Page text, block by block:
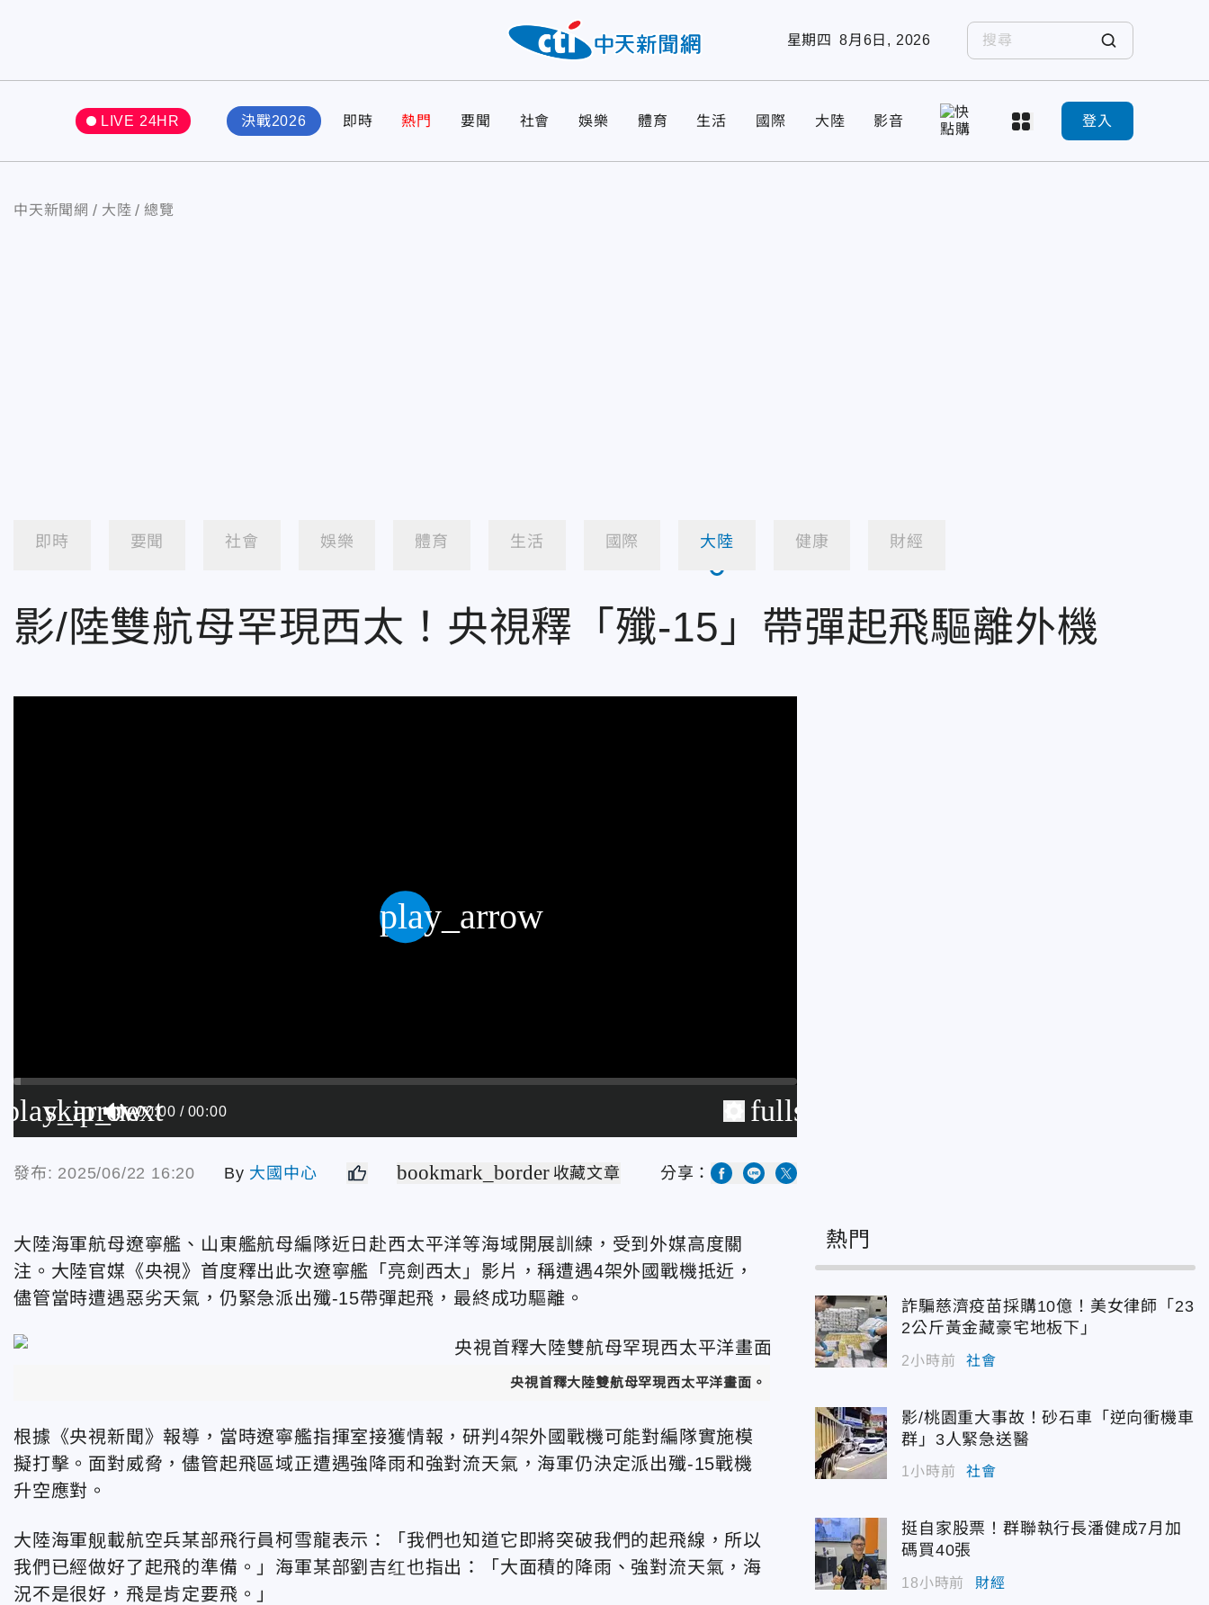
星期四 8月6日, 2026
LIVE 24HR 決戰2026 即時 熱門 要聞 社會 娛樂 體育 生活 國際 大陸 影音 登入
中天新聞網 大陸 總覽
即時 要聞 社會 娛樂 體育 生活 國際 大陸 健康 財經
影/陸雙航母罕現西太！央視釋「殲-15」帶彈起飛驅離外機
play_arrow
skip_next
00:00 00:00 fullscreen
play_arrow
發布: 2025/06/22 16:20 By 大國中心 bookmark_border 收藏文章 分享：
大陸海軍航母遼寧艦、山東艦航母編隊近日赴西太平洋等海域開展訓練，受到外媒高度關
注。大陸官媒《央視》首度釋出此次遼寧艦「亮劍西太」影片，稱遭遇4架外國戰機抵近，
儘管當時遭遇惡劣天氣，仍緊急派出殲-15帶彈起飛， 最終成功驅離。
央視首釋大陸雙航母罕現西太平洋畫面。（圖／翻攝央視新聞）
根據《央視新聞》報導， 當時遼寧艦指揮室接獲情報，研判4架外國戰機可能對編隊實施模
擬打擊。面對威脅，儘管起飛區域正遭遇強降雨和強對流天氣，海軍仍決定派出殲-15戰機
升空應對。
大陸海軍舰載航空兵某部飛行員柯雪龍表示：「我們也知道它即將突破我們的起飛線，所以
我們已經做好了起飛的準備。」海軍某部劉吉红也指出：「大面積的降雨、強對流天氣，海
況不是很好，飛是肯定要飛。」
熱門
詐騙慈濟疫苗採購10億！美女律師「23
2公斤黃金藏豪宅地板下」
2小時前 社會
影/桃園重大事故！砂石車「逆向衝機車
群」3人緊急送醫
1小時前 社會
挺自家股票！群聯執行長潘健成7月加
碼買40張
18小時前 財經